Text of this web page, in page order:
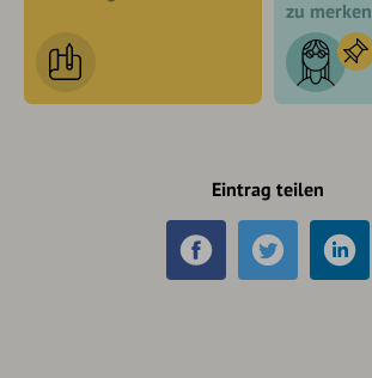
zu merken
Eintrag teilen